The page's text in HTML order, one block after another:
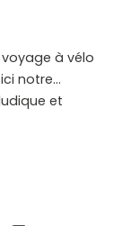
à vélo
notre
et